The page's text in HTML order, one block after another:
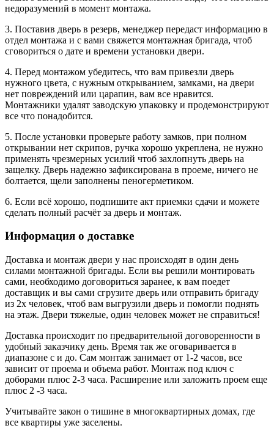
недоразумений в момент монтажа.
3. Поставив дверь в резерв, менеджер передаст информацию в
отдел монтажа и с вами свяжется монтажная бригада, чтоб
сговориться о дате и времени установки двери.
4. Перед монтажом убедитесь, что вам привезли дверь
нужного цвета, с нужным открыванием, замками, на двери
нет повреждений или царапин, вам все нравится.
Монтажники удалят заводскую упаковку и продемонстрируют
все что понадобится.
5. После установки проверьте работу замков, при полном
открывании нет скрипов, ручка хорошо укреплена, не нужно
применять чрезмерных усилий чтоб захлопнуть дверь на
защелку. Дверь надежно зафиксирована в проеме, ничего не
болтается, щели заполнены пеногерметиком.
6. Если всё хорошо, подпишите акт приемки сдачи и можете
сделать полный расчёт за дверь и монтаж.
Информация о доставке
Доставка и монтаж двери у нас происходят в один день
силами монтажной бригады. Если вы решили монтировать
сами, необходимо договориться заранее, к вам поедет
доставщик и вы сами сгрузите дверь или отправить бригаду
из 2х человек, чтоб вам выгрузили дверь и помогли поднять
на этаж. Двери тяжелые, один человек может не справиться!
Доставка происходит по предварительной договоренности в
удобный заказчику день. Время так же оговаривается в
диапазоне с и до. Сам монтаж занимает от 1-2 часов, все
зависит от проема и объема работ. Монтаж под ключ с
доборами плюс 2-3 часа. Расширение или заложить проем еще
плюс 2 -3 часа.
Учитывайте закон о тишине в многоквартирных домах, где
все квартиры уже заселены.